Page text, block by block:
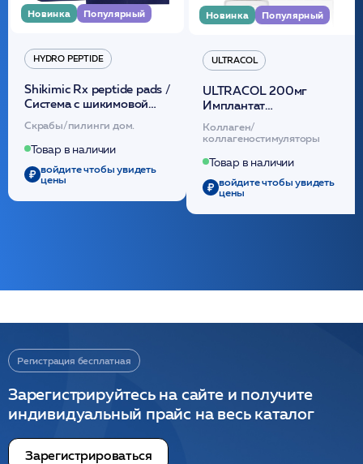
Новинка Популярный
HYDRO PEPTIDE
Shikimic Rx peptide pads /
Cистема с шикимовой
кислотой обновляющая
(30шт) /HP
Скрабы/пилинги дом.
Товар в наличии
войдите чтобы увидеть
цены
Новинка Популярный
ULTRACOL
ULTRACOL 200мг
Имплантат
внутридермальный,
стерильный на основе
полидиоксанона
/ULTRACOL
Коллаген/
коллагеностимуляторы
Товар в наличии
войдите чтобы увидеть
цены
Регистрация бесплатная
Зарегистрируйтесь на сайте и получите
индивидуальный прайс на весь каталог
Зарегистрироваться